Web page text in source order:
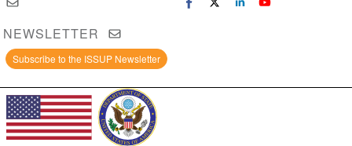
NEWSLETTER
Subscribe to the ISSUP Newsletter